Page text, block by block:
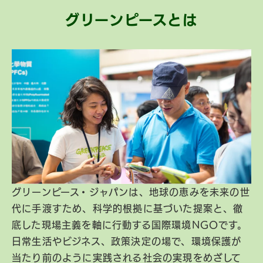
グリーンピースとは
グリーンピース・ジャパンは、地球の恵みを未来の世
代に手渡すため、科学的根拠に基づいた提案と、徹
底した現場主義を軸に行動する国際環境NGOです。
日常生活やビジネス、政策決定の場で、環境保護が
当たり前のように実践される社会の実現をめざして